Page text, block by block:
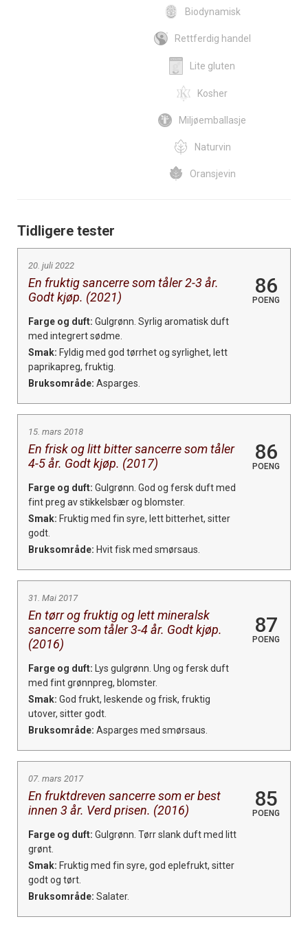
Biodynamisk
Rettferdig handel
Lite gluten
Kosher
Miljøemballasje
Naturvin
Oransjevin
Tidligere tester
20. juli 2022
En fruktig sancerre som tåler 2-3 år.
Godt kjøp. (2021)
86
POENG
Farge og duft: Gulgrønn. Syrlig aromatisk duft
med integrert sødme.
Smak: Fyldig med god tørrhet og syrlighet, lett
paprikapreg, fruktig.
Bruksområde: Asparges.
15. mars 2018
En frisk og litt bitter sancerre som tåler
4-5 år. Godt kjøp. (2017)
86
POENG
Farge og duft: Gulgrønn. God og fersk duft med
fint preg av stikkelsbær og blomster.
Smak: Fruktig med fin syre, lett bitterhet, sitter
godt.
Bruksområde: Hvit fisk med smørsaus.
31. Mai 2017
En tørr og fruktig og lett mineralsk
sancerre som tåler 3-4 år. Godt kjøp.
(2016)
87
POENG
Farge og duft: Lys gulgrønn. Ung og fersk duft
med fint grønnpreg, blomster.
Smak: God frukt, leskende og frisk, fruktig
utover, sitter godt.
Bruksområde: Asparges med smørsaus.
07. mars 2017
En fruktdreven sancerre som er best
innen 3 år. Verd prisen. (2016)
85
POENG
Farge og duft: Gulgrønn. Tørr slank duft med litt
grønt.
Smak: Fruktig med fin syre, god eplefrukt, sitter
godt og tørt.
Bruksområde: Salater.